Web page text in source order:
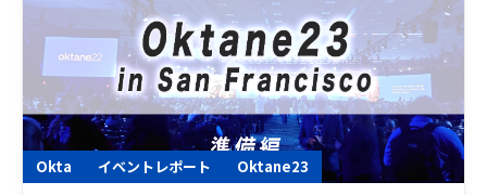
Okta イベントレポート Oktane23